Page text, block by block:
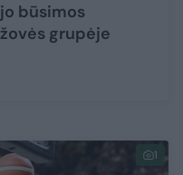
būsimos
grupėje
1